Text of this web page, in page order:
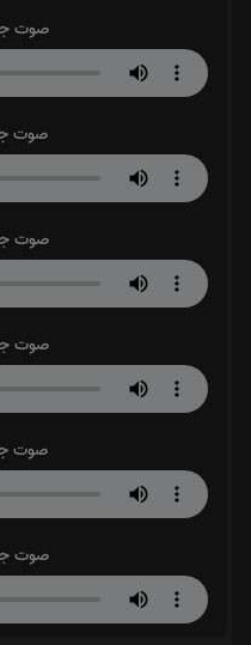
صوت
صوت
صوت
صوت
صوت
صوت